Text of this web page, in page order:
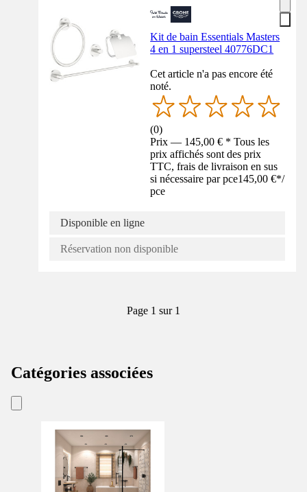
Kit de bain Essentials Masters
4 en 1 supersteel 40776DC1
Cet article n'a pas encore été
noté.
(0)
Prix — 145,00 € * Tous les
prix affichés sont des prix
TTC, frais de livraison en sus
si nécessaire par pce145,00 €*/
pce
Disponible en ligne
Réservation non disponible
Page 1 sur 1
Catégories associées